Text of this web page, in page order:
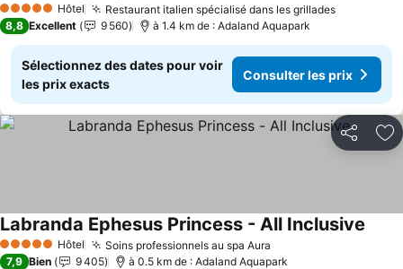
5 Étoiles Hôtel Restaurant italien spécialisé dans les grillades
8,8 Excellent 9 560 à 1.4 km de : Adaland Aquapark
Sélectionnez des dates pour voir
les prix exacts
Consulter les prix
Partager
5 Étoiles Hôtel Soins professionnels au spa Aura
Labranda Ephesus Princess - All Inclusive
7,9 Bien 9 405 à 0.5 km de : Adaland Aquapark